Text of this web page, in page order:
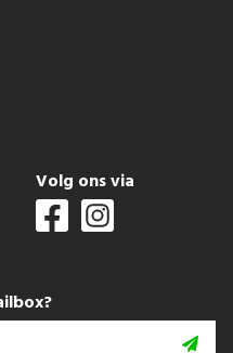
Volg ons via